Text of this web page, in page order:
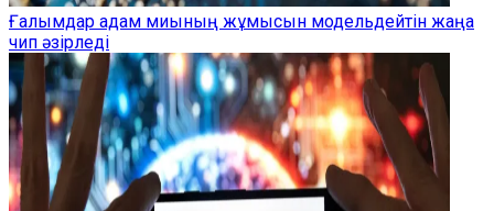
Ғалымдар адам миының жұмысын модельдейтін жаңа
чип әзірледі